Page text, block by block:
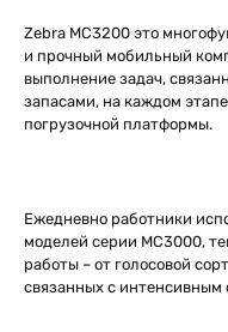
Zebra MC3200 это
и прочный мобильный
выполнение задач,
запасами, на каждом
погрузочной платформы.
Ежедневно работники
моделей серии MC3000,
работы – от голосовой
связанных с интенсивным